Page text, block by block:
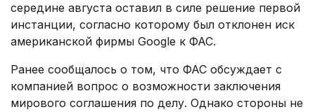
середине августа оставил в силе решение первой
инстанции, согласно которому был отклонен иск
американской фирмы Google к ФАС.
Ранее сообщалось о том, что ФАС обсуждает с
компанией вопрос о возможности заключения
мирового соглашения по делу. Однако стороны не